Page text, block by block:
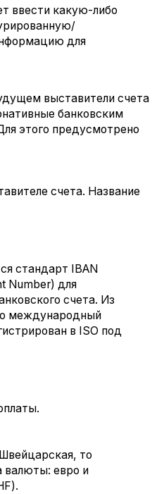
ввести какую-либо
для
выставители счета
банковским
этого предусмотрено
счета. Название
стандарт IBAN
Number) для
счета. Из
международный
в ISO под
то
валюты: евро и